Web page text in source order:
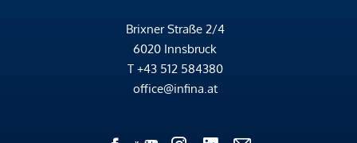
Brixner Straße 2/4
6020 Innsbruck
T +43 512 584380
office@infina.at